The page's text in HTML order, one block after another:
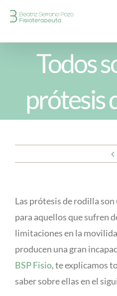
Saltar
contenido
Todos
prótesis
Las prótesis de rodilla
para aquellos que sufren
limitaciones en la
producen una gran
BSP Fisio, te explicamos
saber sobre ellas en el